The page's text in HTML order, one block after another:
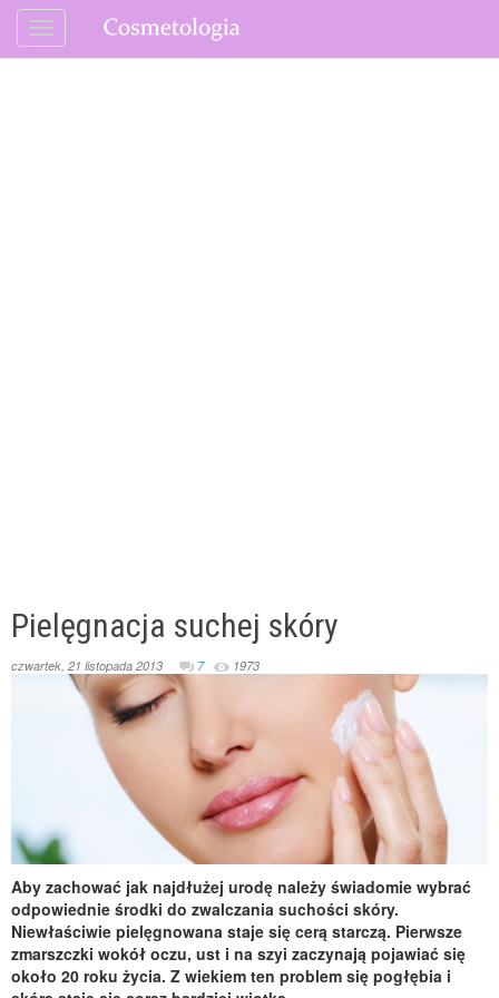
Pielęgnacja suchej skóry
czwartek, 21 listopada 2013 7 1973
Aby zachować jak najdłużej urodę należy świadomie wybrać
odpowiednie środki do zwalczania suchości skóry.
Niewłaściwie pielęgnowana staje się cerą starczą. Pierwsze
zmarszczki wokół oczu, ust i na szyi zaczynają pojawiać się
około 20 roku życia. Z wiekiem ten problem się pogłębia i